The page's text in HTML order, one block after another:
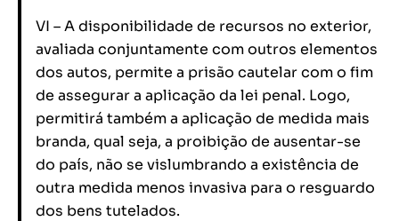
VI – A disponibilidade de recursos no exterior,
avaliada conjuntamente com outros elementos
dos autos, permite a prisão cautelar com o fim
de assegurar a aplicação da lei penal. Logo,
permitirá também a aplicação de medida mais
branda, qual seja, a proibição de ausentar-se
do país, não se vislumbrando a existência de
outra medida menos invasiva para o resguardo
dos bens tutelados.